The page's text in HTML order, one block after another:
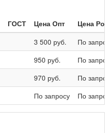
ГОСТ Цена Опт
Цена
3 500 руб.
По
950 руб.
По
970 руб.
По
По запросу По